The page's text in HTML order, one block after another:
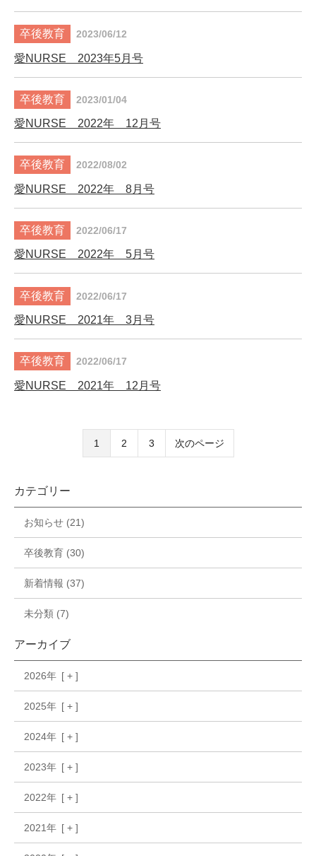
2023/06/12
愛NURSE 2023年5月号
2023/01/04
愛NURSE 2022年 12月号
2022/08/02
愛NURSE 2022年 8月号
2022/06/17
愛NURSE 2022年 5月号
2022/06/17
愛NURSE 2021年 3月号
2022/06/17
愛NURSE 2021年 12月号
1 2 3 次のページ
カテゴリー
お知らせ (21)
卒後教育 (30)
新着情報 (37)
未分類 (7)
アーカイブ
2026年
2025年
2024年
2023年
2022年
2021年